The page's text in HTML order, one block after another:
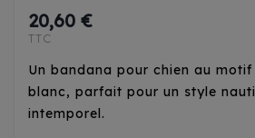
20,60 €
TTC
Un bandana pour chien au
blanc, parfait pour un style
intemporel.